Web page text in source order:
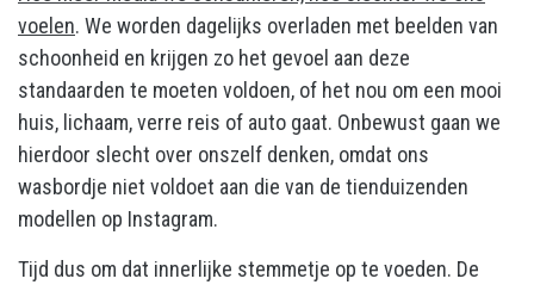
voelen. We worden dagelijks overladen met beelden van
schoonheid en krijgen zo het gevoel aan deze
standaarden te moeten voldoen, of het nou om een mooi
huis, lichaam, verre reis of auto gaat. Onbewust gaan we
hierdoor slecht over onszelf denken, omdat ons
wasbordje niet voldoet aan die van de tienduizenden
modellen op Instagram.
Tijd dus om dat innerlijke stemmetje op te voeden. De